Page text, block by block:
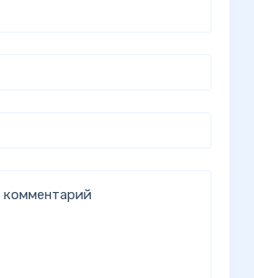
комментарий